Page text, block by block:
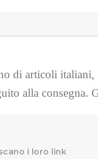
di articoli
alla consegna.
i loro link